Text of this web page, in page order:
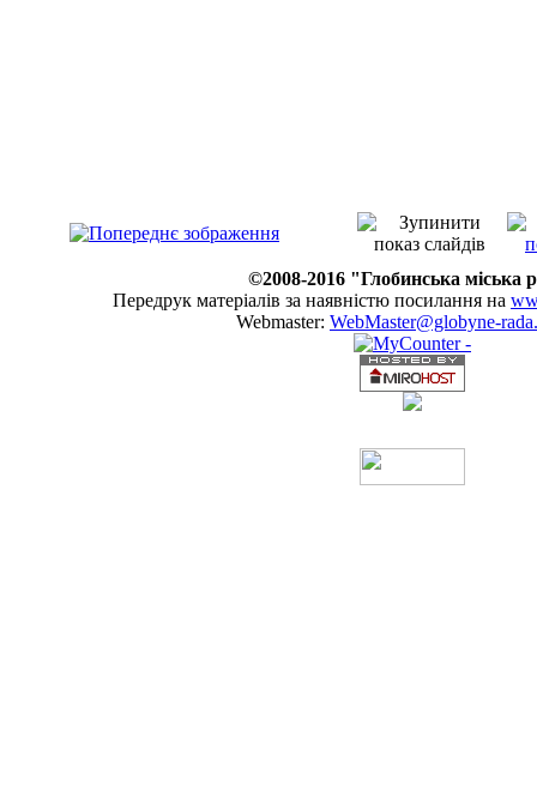
©2008-2016 "Глобинська міська
Передрук матеріалів за наявністю посилання на
Webmaster: WebMaster@globyne-